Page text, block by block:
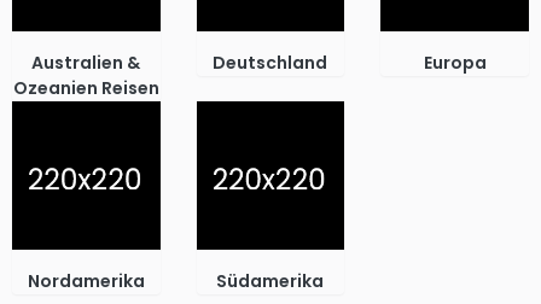
Australien &
Ozeanien Reisen
Deutschland Europa
Nordamerika Südamerika